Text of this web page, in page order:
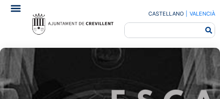
CASTELLANO VALENCIÀ